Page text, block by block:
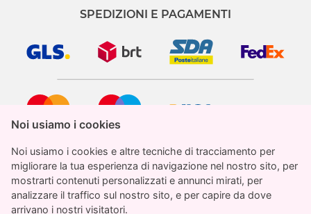
Noi usiamo i cookies
Noi usiamo i cookies e altre tecniche di tracciamento per
migliorare la tua esperienza di navigazione nel nostro sito, per
mostrarti contenuti personalizzati e annunci mirati, per
analizzare il traffico sul nostro sito, e per capire da dove
arrivano i nostri visitatori.
Noi usiamo i cookies
Noi usiamo i cookies e altre tecniche di tracciamento per
migliorare la tua esperienza di navigazione nel nostro sito, per
mostrarti contenuti personalizzati e annunci mirati, per
analizzare il traffico sul nostro sito, e per capire da dove
arrivano i nostri visitatori.
SPEDIZIONI E PAGAMENTI
StampaParati.it è un marchio registrato di proprietà